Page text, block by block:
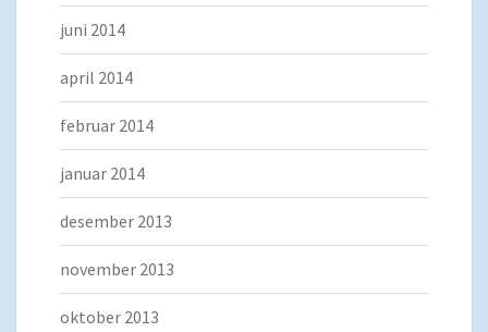
juni 2014
april 2014
februar 2014
januar 2014
desember 2013
november 2013
oktober 2013